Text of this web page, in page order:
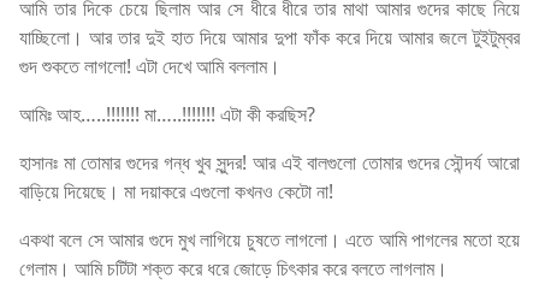
আমি তার দিকে চেয়ে ছিলাম আর সে ধীরে ধীরে তার মাথা আমার গুদের কাছে নিয়ে
যাচ্ছিলো। আর তার দুই হাত দিয়ে আমার দুপা ফাঁক করে দিয়ে আমার জলে টুইটুম্বর
গুদ শুকতে লাগলো! এটা দেখে আমি বললাম।
আমিঃ আহ…..!!!!!!! মা…..!!!!!!! এটা কী করছিস?
হাসানঃ মা তোমার গুদের গন্ধ খুব সুন্দর! আর এই বালগুলো তোমার গুদের সৌন্দর্য আরো
বাড়িয়ে দিয়েছে। মা দয়াকরে এগুলো কখনও কেটো না!
একথা বলে সে আমার গুদে মুখ লাগিয়ে চুষতে লাগলো। এতে আমি পাগলের মতো হয়ে
গেলাম। আমি চটিটা শক্ত করে ধরে জোড়ে চিৎকার করে বলতে লাগলাম।